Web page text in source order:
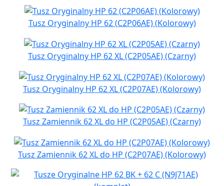
Tusz Oryginalny HP 62 (C2P06AE) (Kolorowy)
Tusz Oryginalny HP 62 XL (C2P05AE) (Czarny)
Tusz Oryginalny HP 62 XL (C2P07AE) (Kolorowy)
Tusz Zamiennik 62 XL do HP (C2P05AE) (Czarny)
Tusz Zamiennik 62 XL do HP (C2P07AE) (Kolorowy)